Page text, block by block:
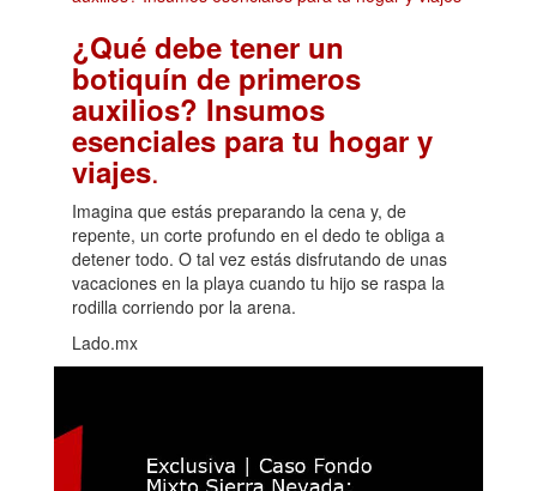
¿Qué debe tener un
botiquín de primeros
auxilios? Insumos
esenciales para tu hogar y
viajes.
Imagina que estás preparando la cena y, de
repente, un corte profundo en el dedo te obliga a
detener todo. O tal vez estás disfrutando de unas
vacaciones en la playa cuando tu hijo se raspa la
rodilla corriendo por la arena.
Lado.mx